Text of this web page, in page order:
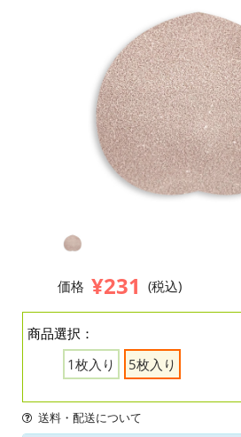
価格 ¥231 (税込)
商品選択：
1枚入り
5枚入り
送料・配送について